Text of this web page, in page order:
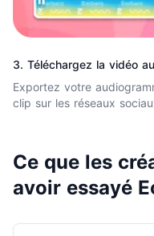
3. Téléchargez la vidéo
Exportez votre
clip sur les réseaux
Ce que les
avoir essayé